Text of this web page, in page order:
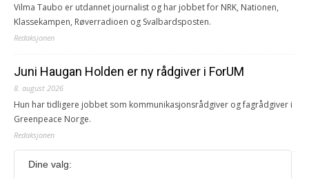
Vilma Taubo er utdannet journalist og har jobbet for NRK, Nationen,
Klassekampen, Røverradioen og Svalbardsposten.
Redaksjonen
Juni Haugan Holden er ny rådgiver i ForUM
8. august 2026
Hun har tidligere jobbet som kommunikasjonsrådgiver og fagrådgiver i
Greenpeace Norge.
Redaksjonen
Journalist fra Vietnam idømt 7 års fengsel
Dine valg: